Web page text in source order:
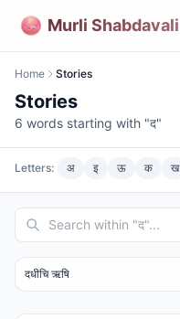
Murli Shabdavali
Home Stories
Stories
6 words starting with "द"
Letters: अ इ ऊ क ख
दधीचि ऋषि